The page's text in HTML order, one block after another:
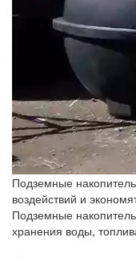
Подземные
воздействий и
Подземные
хранения воды,